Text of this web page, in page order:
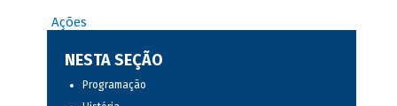
Ações
NESTA SEÇÃO
Programação